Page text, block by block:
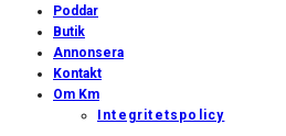
Poddar
Butik
Annonsera
Kontakt
Om Km
Integritetspolicy